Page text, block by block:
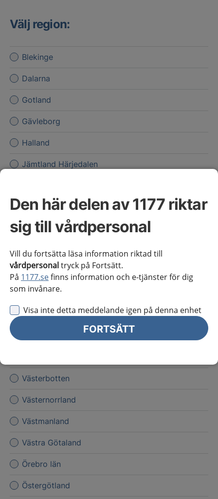
Den här delen av 1177 riktar
sig till vårdpersonal
Vill du fortsätta läsa information riktad till
vårdpersonaltryck på Fortsätt.
På 1177.sefinns information och e-tjänster för dig
som invånare.
Visa inte detta meddelande igen på denna enhet
FORTSÄTT
Välj region:
Blekinge
Dalarna
Gotland
Gävleborg
Halland
Jämtland Härjedalen
Kalmar län
Kronoberg
Norrbotten
Skåne
Stockholms län
Sörmland
Västerbotten
Västernorrland
Västmanland
Västra Götaland
Örebro län
Östergötland